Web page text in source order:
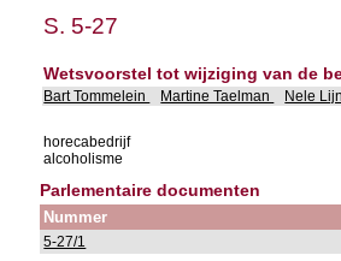
S. 5-27
Wetsvoorstel tot wijziging van de
Bart Tommelein Martine Taelman Nele
horecabedrijf
alcoholisme
Parlementaire documenten
Nummer
5-27/1